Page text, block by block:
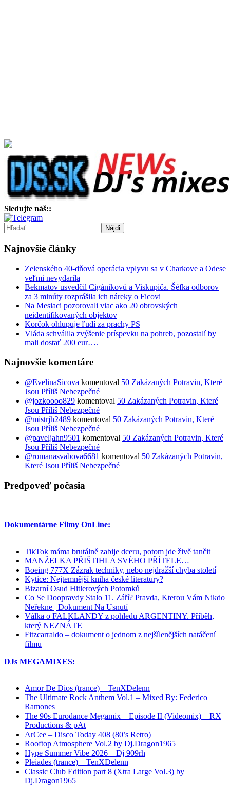
Sledujte náš::
Hľadať:
Najnovšie články
Zelenského 40-dňová operácia vplyvu sa v Charkove a Odese
veľmi nevydarila
Bekmatov usvedčil Cigánikovú a Viskupiča. Šéfka odborov
za 3 minúty rozprášila ich náreky o Ficovi
Na Mesiaci pozorovali viac ako 20 obrovských
neidentifikovaných objektov
Korčok ohlupuje ľudí za prachy PS
Vláda schválila zvýšenie príspevku na pohreb, pozostalí by
mali dostať 200 eur….
Najnovšie komentáre
@EvelinaSicova komentoval 50 Zakázaných Potravin, Které
Jsou Příliš Nebezpečné
@jozkoooo829 komentoval 50 Zakázaných Potravin, Které
Jsou Příliš Nebezpečné
@mistrjh2489 komentoval 50 Zakázaných Potravin, Které
Jsou Příliš Nebezpečné
@paveljahn9501 komentoval 50 Zakázaných Potravin, Které
Jsou Příliš Nebezpečné
@romanasvabova6681 komentoval 50 Zakázaných Potravin,
Které Jsou Příliš Nebezpečné
Predpoveď počasia
Dokumentárne Filmy OnLine:
TikTok máma brutálně zabije dceru, potom jde živě tančit
MANŽELKA PŘIŠTIHLA SVÉHO PŘÍTELE…
Boeing 777X Zázrak techniky, nebo nejdražší chyba století
Kytice: Nejtemnější kniha české literatury?
Bizarní Osud Hitlerových Potomků
Co Se Doopravdy Stalo 11. Září? Pravda, Kterou Vám Nikdo
Neřekne | Dokument Na Usnutí
Válka o FALKLANDY z pohledu ARGENTINY. Příběh,
který NEZNÁTE
Fitzcarraldo – dokument o jednom z nejšílenějších natáčení
filmu
DJs MEGAMIXES:
Amor De Dios (trance) – TenXDelenn
The Ultimate Rock Anthem Vol.1 – Mixed By: Federico
Ramones
The 90s Eurodance Megamix – Episode II (Videomix) – RX
Productions & pAt
ArCee – Disco Today 408 (80’s Retro)
Rooftop Atmosphere Vol.2 by Dj.Dragon1965
Hype Summer Vibe 2026 – Dj 909rh
Pleiades (trance) – TenXDelenn
Classic Club Edition part 8 (Xtra Large Vol.3) by
Dj.Dragon1965